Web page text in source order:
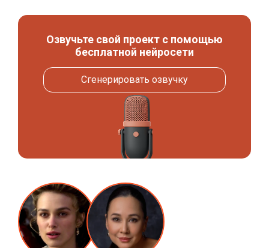
Озвучьте свой проект с помощью
бесплатной нейросети
Сгенерировать озвучку